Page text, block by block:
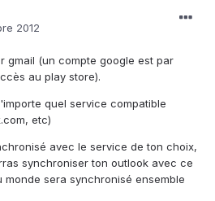
2012
gmail (un compte google est par
au play store).
quel service compatible
etc)
avec le service de ton choix,
synchroniser ton outlook avec ce
sera synchronisé ensemble